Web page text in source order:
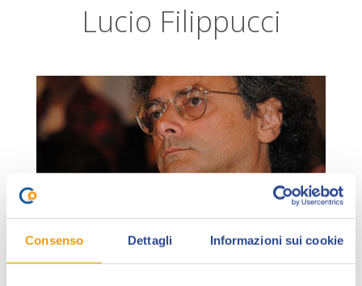
Consenso Dettagli Informazioni sui cookie
Lucio Filippucci
Lucio Filippucci
(Bologna, 1955) comincia a lavorare
nel mondo della carta stampata nel 1975 per la casa
editrice Edifumetto. Nel 1979 succede a Milo Manara